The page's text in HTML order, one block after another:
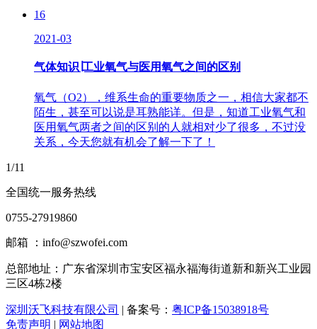
16
2021-03
气体知识∣工业氧气与医用氧气之间的区别
氧气（O2），维系生命的重要物质之一，相信大家都不
陌生，甚至可以说是耳熟能详。但是，知道工业氧气和
医用氧气两者之间的区别的人就相对少了很多，不过没
关系，今天您就有机会了解一下了！
1/11
全国统一服务热线
0755-27919860
邮箱 ：info@szwofei.com
总部地址： 广东省深圳市宝安区福永福海街道新和新兴工业园
三区4栋2楼
深圳沃飞科技有限公司 | 备案号： 粤ICP备15038918号
免责声明 | 网站地图